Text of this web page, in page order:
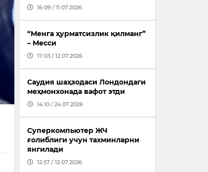
16:09 / 11.07.2026
“Менга ҳурматсизлик қилманг”
– Месси
17:03 / 12.07.2026
Саудия шаҳзодаси Лондондаги
меҳмонхонада вафот этди
14:10 / 24.07.2026
Суперкомпьютер ЖЧ
ғолиблиги учун тахминларни
янгилади
12:57 / 12.07.2026